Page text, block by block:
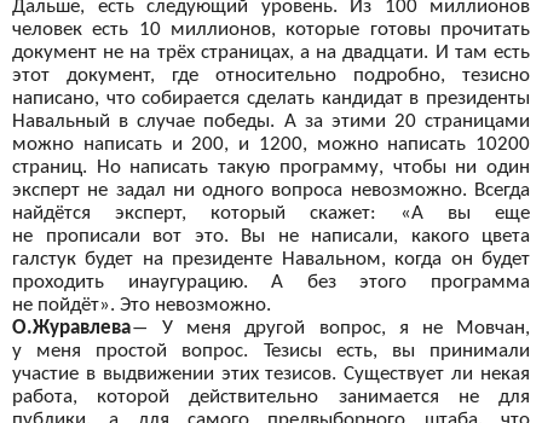
Дальше, есть следующий уровень. Из
100 миллионов
человек есть 10 миллионов, которые готовы прочитать
документ не на трёх страницах, а на двадцати. И там есть
этот документ, где относительно подробно, тезисно
написано, что собирается сделать кандидат в президенты
Навальный в случае победы. А за этими 20 страницами
можно написать и 200, и 1200, можно написать 10200
страниц. Но написать такую программу, чтобы ни один
эксперт не задал ни одного вопроса невозможно. Всегда
найдётся эксперт, который скажет: «А вы
еще
не
прописали вот это. Вы
не написали, какого цвета
галстук будет на президенте Навальном, когда он будет
проходить инаугурацию. А
без этого программа
не пойдёт». Это невозможно.
О.Журавлева― У меня другой вопрос, я
не Мовчан,
у
меня простой вопрос. Тезисы есть, вы
принимали
участие в выдвижении этих тезисов. Существует ли некая
работа, которой действительно занимается не
для